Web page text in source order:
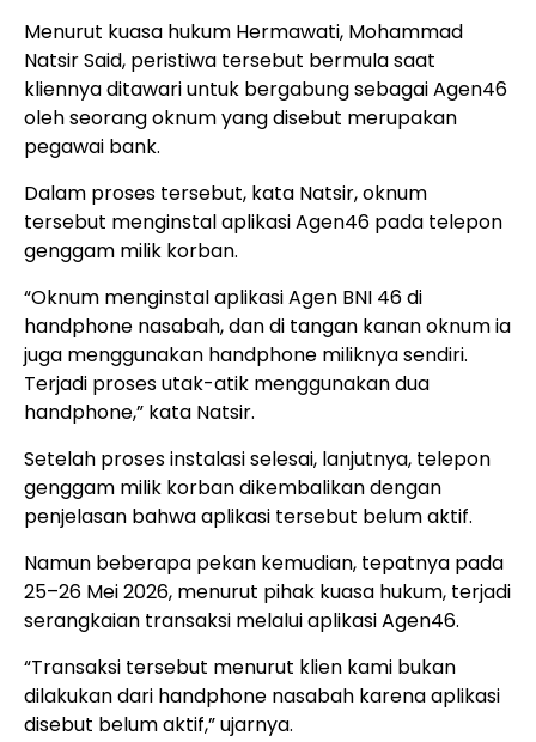
Menurut kuasa hukum Hermawati, Mohammad
Natsir Said, peristiwa tersebut bermula saat
kliennya ditawari untuk bergabung sebagai Agen46
oleh seorang oknum yang disebut merupakan
pegawai bank.
Dalam proses tersebut, kata Natsir, oknum
tersebut menginstal aplikasi Agen46 pada telepon
genggam milik korban.
“Oknum menginstal aplikasi Agen BNI 46 di
handphone nasabah, dan di tangan kanan oknum ia
juga menggunakan handphone miliknya sendiri.
Terjadi proses utak-atik menggunakan dua
handphone,” kata Natsir.
Setelah proses instalasi selesai, lanjutnya, telepon
genggam milik korban dikembalikan dengan
penjelasan bahwa aplikasi tersebut belum aktif.
Namun beberapa pekan kemudian, tepatnya pada
25–26 Mei 2026, menurut pihak kuasa hukum, terjadi
serangkaian transaksi melalui aplikasi Agen46.
“Transaksi tersebut menurut klien kami bukan
dilakukan dari handphone nasabah karena aplikasi
disebut belum aktif,” ujarnya.